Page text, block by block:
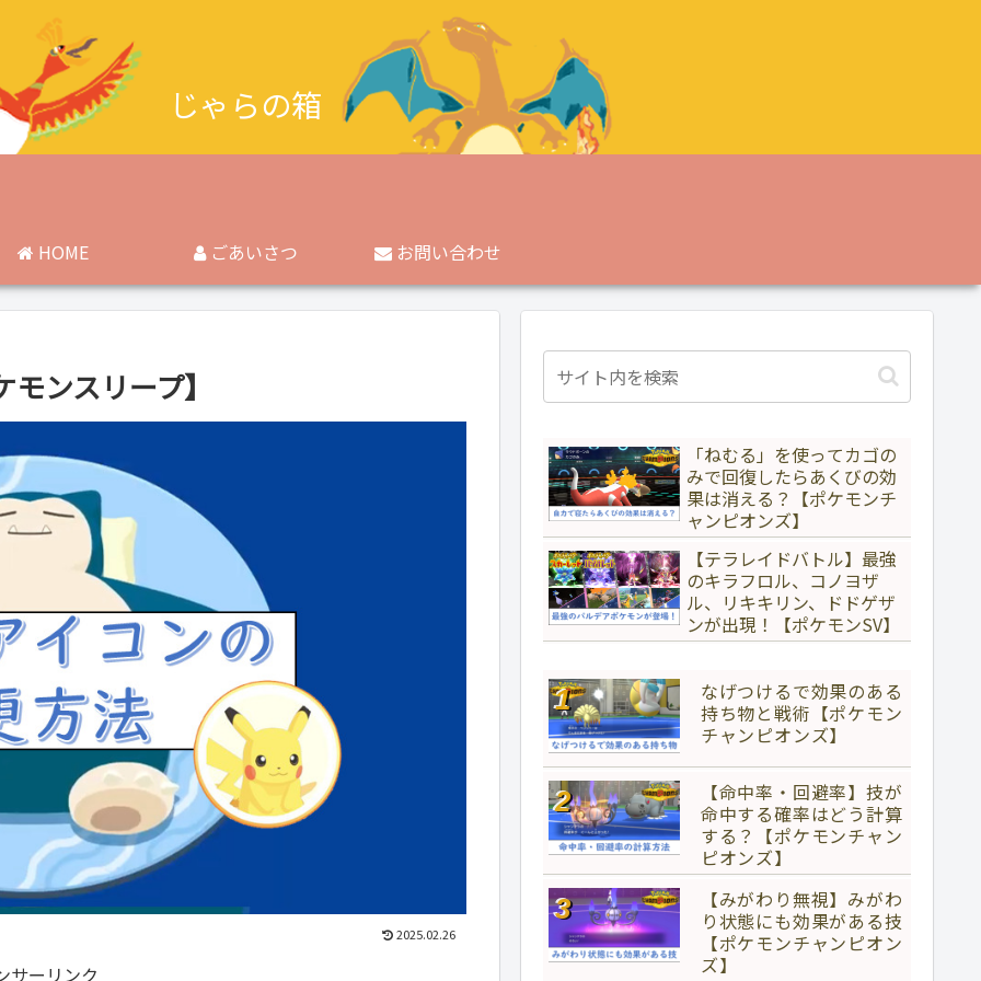
じゃらの箱
HOME ごあいさつ お問い合わせ
ンスリープ】
2025.02.26
サーリンク
「ねむる」を使ってカゴの
みで回復したらあくびの効
果は消える？【ポケモンチ
ャンピオンズ】
【テラレイドバトル】最強
のキラフロル、コノヨザ
ル、リキキリン、ドドゲザ
ンが出現！【ポケモンSV】
なげつけるで効果のある
持ち物と戦術【ポケモン
チャンピオンズ】
【命中率・回避率】技が
命中する確率はどう計算
する？【ポケモンチャン
ピオンズ】
【みがわり無視】みがわ
り状態にも効果がある技
【ポケモンチャンピオン
ズ】